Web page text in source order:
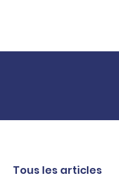
Tous les articles